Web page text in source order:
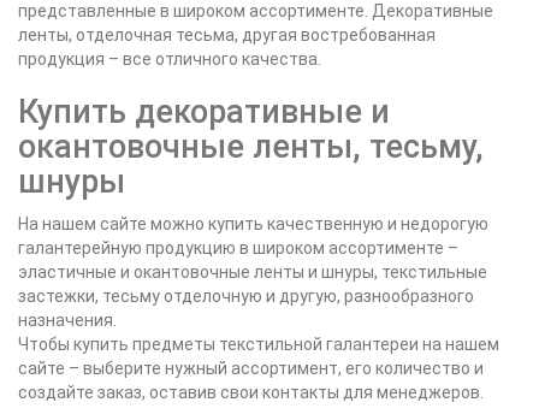
представленные в широком ассортименте. Декоративные
ленты, отделочная тесьма, другая востребованная
продукция – все отличного качества.
Купить декоративные и
окантовочные ленты, тесьму,
шнуры
На нашем сайте можно купить качественную и недорогую
галантерейную продукцию в широком ассортименте –
эластичные и окантовочные ленты и шнуры, текстильные
застежки, тесьму отделочную и другую, разнообразного
назначения.
Чтобы купить предметы текстильной галантереи на нашем
сайте – выберите нужный ассортимент, его количество и
создайте заказ, оставив свои контакты для менеджеров.